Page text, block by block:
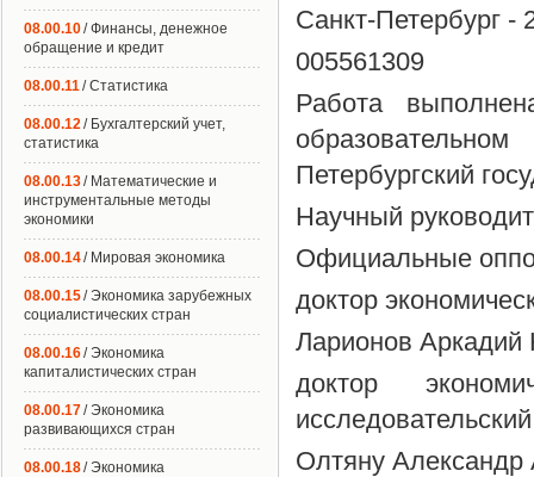
Санкт-Петербург -
005561309
Работа
Петербургский
Научный
Официальные
доктор
Ларионов Аркадий
доктор
Олтяну Александр
08.00.10/ Финансы, денежное
обращение и кредит
08.00.11/ Статистика
08.00.12/ Бухгалтерский учет,
статистика
08.00.13/ Математические и
инструментальные методы
экономики
08.00.14/ Мировая экономика
08.00.15/ Экономика зарубежных
социалистических стран
08.00.16/ Экономика
капиталистических стран
08.00.17/ Экономика
развивающихся стран
08.00.18/ Экономика